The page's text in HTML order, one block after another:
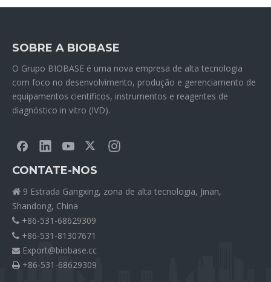
SOBRE A BIOBASE
O Grupo BIOBASE é uma nova empresa de alta tecnologia
com foco no desenvolvimento, produção e gerenciamento de
equipamentos científicos, instrumentos e reagentes de
diagnóstico in vitro (IVD).
CONTATE-NOS
 9 Estrada Gangxing, zona de alta tecnologia, Jinan,
Shandong, China
 +86-531-68629309
 +86-531-81307671
 Export@biobase.cc
 +86-531-68629309